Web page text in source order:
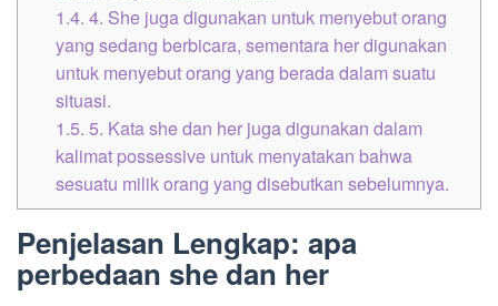
1.4. 4. She juga digunakan untuk menyebut orang
yang sedang berbicara, sementara her digunakan
untuk menyebut orang yang berada dalam suatu
situasi.
1.5. 5. Kata she dan her juga digunakan dalam
kalimat possessive untuk menyatakan bahwa
sesuatu milik orang yang disebutkan sebelumnya.
Penjelasan Lengkap: apa
perbedaan she dan her